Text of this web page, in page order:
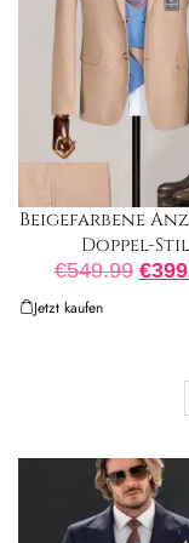
Beigefarbene
Doppel-Stil
€549.99 €
Jetzt kaufen